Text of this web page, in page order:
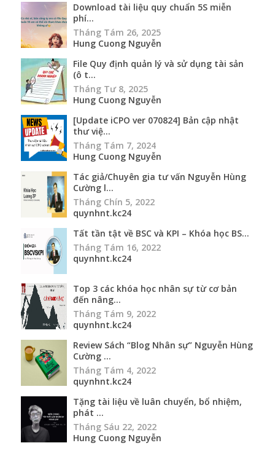
Download tài liệu quy chuẩn 5S miễn
phí...
Tháng Tám 26, 2025
Hung Cuong Nguyễn
File Quy định quản lý và sử dụng tài sản
(ô t...
Tháng Tư 8, 2025
Hung Cuong Nguyễn
[Update iCPO ver 070824] Bản cập nhật
thư việ...
Tháng Tám 7, 2024
Hung Cuong Nguyễn
Tác giả/Chuyên gia tư vấn Nguyễn Hùng
Cường l...
Tháng Chín 5, 2022
quynhnt.kc24
Tất tần tật về BSC và KPI – Khóa học BS...
Tháng Tám 16, 2022
quynhnt.kc24
Top 3 các khóa học nhân sự từ cơ bản
đến nâng...
Tháng Tám 9, 2022
quynhnt.kc24
Review Sách “Blog Nhân sự” Nguyễn Hùng
Cường ...
Tháng Tám 4, 2022
quynhnt.kc24
Tặng tài liệu về luân chuyển, bổ nhiệm,
phát ...
Tháng Sáu 22, 2022
Hung Cuong Nguyễn